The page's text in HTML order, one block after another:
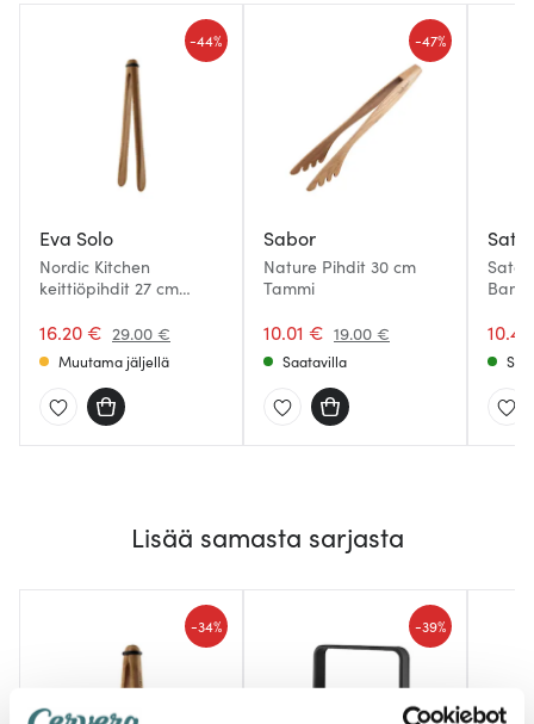
Eva Solo
Nordic Kitchen
keittiöpihdit 27 cm
16.20 € 29.00 €
-44%
Muutama jäljellä
Sabor
Nature Pihdit 30 cm
Tammi
10.01 € 19.00 €
-47%
Saatavilla
Lisää samasta sarjasta
-34% -39%